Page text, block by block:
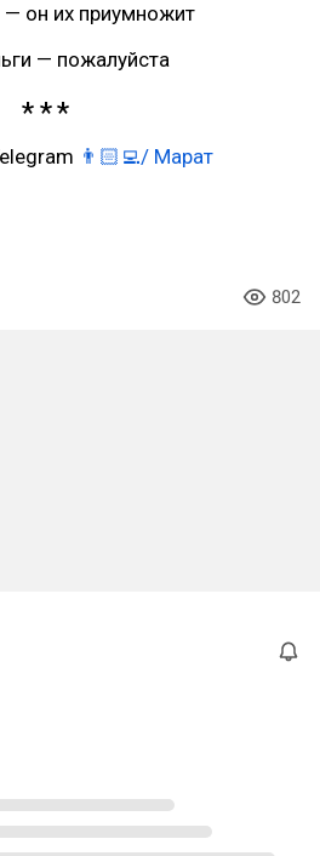
он их приумножит
— пожалуйста
👨🏻‍💻/ Марат
802